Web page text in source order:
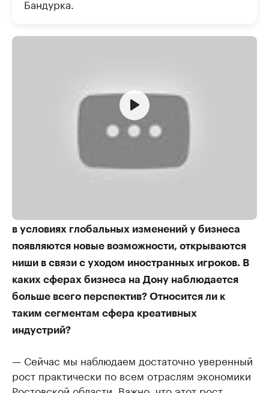
Бандурка.
в условиях глобальных изменений у бизнеса
появляются новые возможности, открываются
ниши в связи с уходом иностранных игроков. В
каких сферах бизнеса на Дону наблюдается
больше всего перспектив? Относится ли к
таким сегментам сфера креативных
индустрий?
— Сейчас мы наблюдаем достаточно уверенный
рост практически по всем отраслям экономики